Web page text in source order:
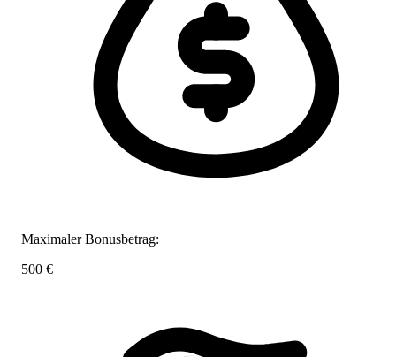
Maximaler Bonusbetrag:
500 €